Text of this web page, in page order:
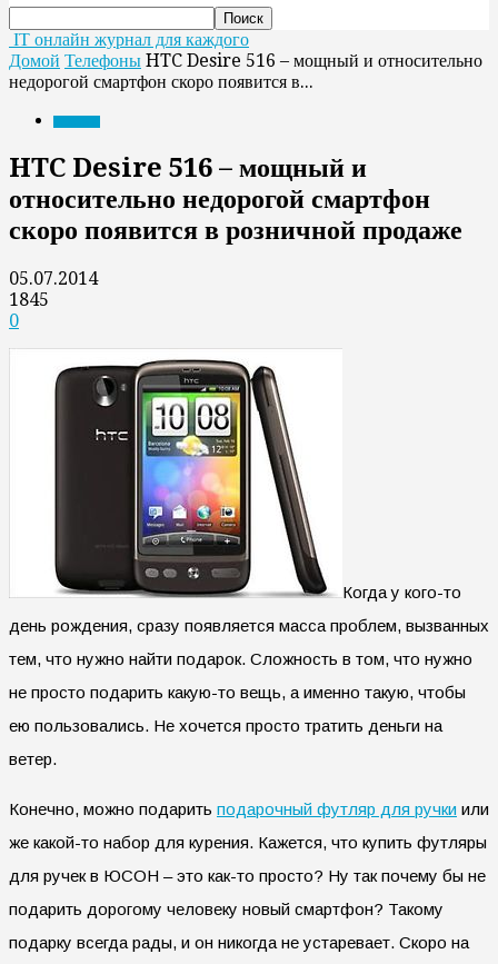
IT онлайн журнал для каждого
Домой Телефоны HTC Desire 516 – мощный и относительно
недорогой смартфон скоро появится в...
HTC Desire 516 – мощный и
относительно недорогой смартфон
скоро появится в розничной продаже
05.07.2014
1845
0
Когда у кого-то
день рождения, сразу появляется масса проблем, вызванных
тем, что нужно найти подарок. Сложность в том, что нужно
не просто подарить какую-то вещь, а именно такую, чтобы
ею пользовались. Не хочется просто тратить деньги на
ветер.
Конечно, можно подарить подарочный футляр для ручки или
же какой-то набор для курения. Кажется, что купить футляры
для ручек в ЮСОН – это как-то просто? Ну так почему бы не
подарить дорогому человеку новый смартфон? Такому
подарку всегда рады, и он никогда не устаревает. Скоро на